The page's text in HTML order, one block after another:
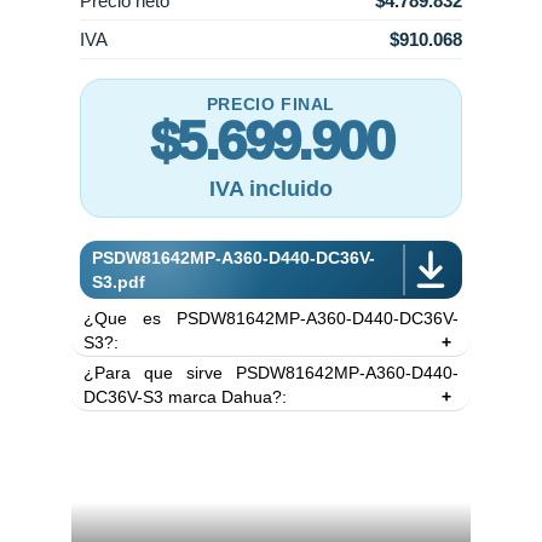
IVA
$910.068
PRECIO FINAL
$5.699.900
IVA incluido
PSDW81642MP-A360-D440-DC36V-
S3.pdf
¿Que es PSDW81642MP-A360-D440-DC36V-
S3?:
Incluye estos soportes:
¿Para que sirve PSDW81642MP-A360-D440-
DC36V-S3 marca Dahua?:
un arreglo de 8 cámaras de menor resolución,